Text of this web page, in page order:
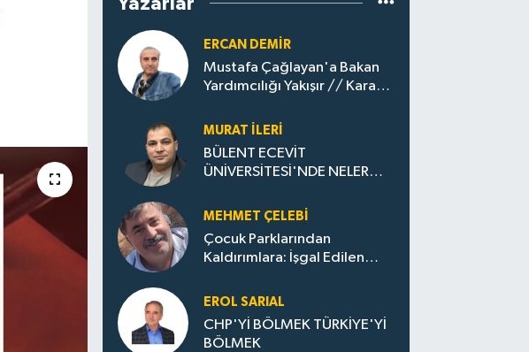
ERCAN DEMIR
Mustafa Çağlayan'a Bakan
Yardımcılığı Yakışır // ​Kara
Zonguldak'ın Dönüşümü..
MURAT İLERI
BÜLENT ECEVİT
ÜNİVERSİTESİ'NDE NELER
MEHMET ÇELEBI
Çocuk Parklarından
Kaldırımlara: İşgal Edilen
Evler Çöp Dolu
EROL SARIAL
CHP'Yİ BÖLMEK TÜRKİYE'Yİ
BÖLMEK